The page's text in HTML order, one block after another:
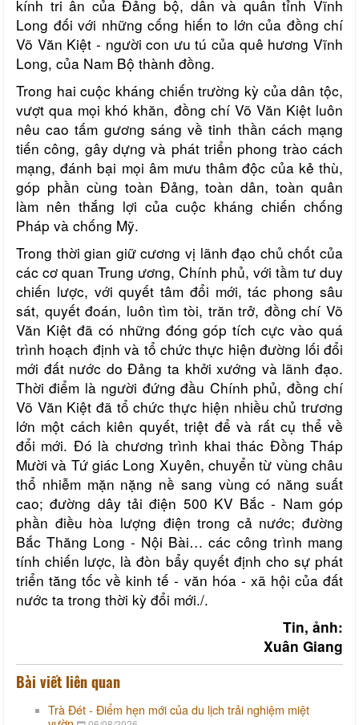
kính tri ân của Đảng bộ, dân và quân tỉnh Vĩnh
Long đối với những cống hiến to lớn của đồng chí
Võ Văn Kiệt - người con ưu tú của quê hương Vĩnh
Long, của Nam Bộ thành đồng.
Trong hai cuộc kháng chiến trường kỳ của dân tộc,
vượt qua mọi khó khăn, đồng chí Võ Văn Kiệt luôn
nêu cao tấm gương sáng về tinh thần cách mạng
tiến công, gây dựng và phát triển phong trào cách
mạng, đánh bại mọi âm mưu thâm độc của kẻ thù,
góp phần cùng toàn Đảng, toàn dân, toàn quân
làm nên thắng lợi của cuộc kháng chiến chống
Pháp và chống Mỹ.
Trong thời gian giữ cương vị lãnh đạo chủ chốt của
các cơ quan Trung ương, Chính phủ, với tầm tư duy
chiến lược, với quyết tâm đổi mới, tác phong sâu
sát, quyết đoán, luôn tìm tòi, trăn trở, đồng chí Võ
Văn Kiệt đã có những đóng góp tích cực vào quá
trình hoạch định và tổ chức thực hiện đường lối đổi
mới đất nước do Đảng ta khởi xướng và lãnh đạo.
Thời điểm là người đứng đầu Chính phủ, đồng chí
Võ Văn Kiệt đã tổ chức thực hiện nhiều chủ trương
lớn một cách kiên quyết, triệt để và rất cụ thể về
đổi mới. Đó là chương trình khai thác Đồng Tháp
Mười và Tứ giác Long Xuyên, chuyển từ vùng châu
thổ nhiễm mặn nặng nề sang vùng có năng suất
cao; đường dây tải điện 500 KV Bắc - Nam góp
phần điều hòa lượng điện trong cả nước; đường
Bắc Thăng Long - Nội Bài… các công trình mang
tính chiến lược, là đòn bẩy quyết định cho sự phát
triển tăng tốc về kinh tế - văn hóa - xã hội của đất
nước ta trong thời kỳ đổi mới./.
Tin, ảnh:
Xuân Giang
Bài viết liên quan
Trà Đét - Điểm hẹn mới của du lịch trải nghiệm miệt